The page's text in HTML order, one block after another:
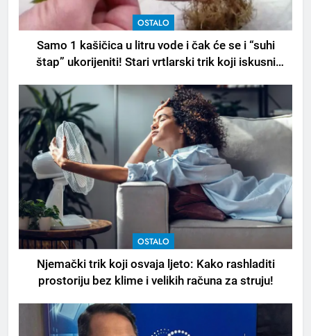
OSTALO
Samo 1 kašičica u litru vode i čak će se i “suhi
štap” ukorijeniti! Stari vrtlarski trik koji iskusni
OSTALO
Njemački trik koji osvaja ljeto: Kako rashladiti
prostoriju bez klime i velikih računa za struju!